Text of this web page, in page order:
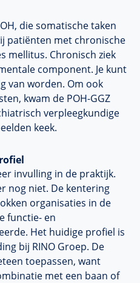
die somatische taken
patiënten met chronische
mellitus. Chronisch ziek
component. Je kunt
van worden. Om ook
kwam de POH-GGZ
verpleegkundige
keek.
invulling in de praktijk.
nog niet. De kentering
organisaties in de
functie- en
Het huidige profiel is
bij RINO Groep. De
toepassen, want
met een baan of